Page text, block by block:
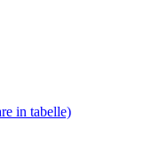
in tabelle)